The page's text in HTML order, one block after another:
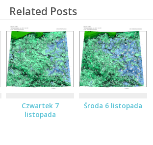
Related Posts
Czwartek 7
listopada
Środa 6 listopada